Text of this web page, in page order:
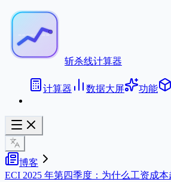
斩杀线计算器
计算器 数据大屏 功能
博客
ECI 2025 年第四季度：为什么工资成